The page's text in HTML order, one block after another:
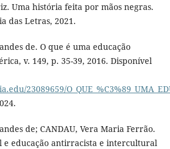
Uma história feita por mãos negras.
das Letras, 2021.
de. O que é uma educação
v. 149, p. 35-39, 2016. Disponível
23089659/
de; CANDAU, Vera Maria Ferrão.
e educação antirracista e intercultural